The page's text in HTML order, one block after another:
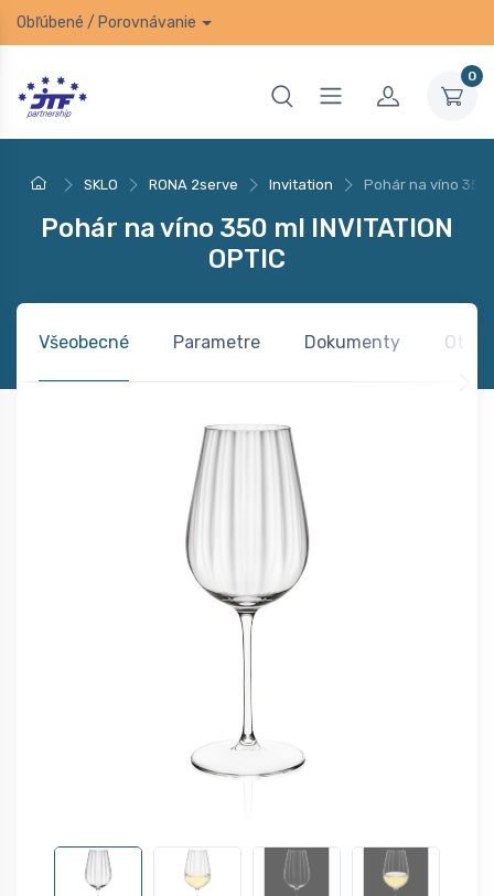
Obľúbené / Porovnávanie
0
SKLO RONA 2serve Invitation Pohár na víno 350
Pohár na víno 350 ml INVITATION
OPTIC
Všeobecné Parametre Dokumenty